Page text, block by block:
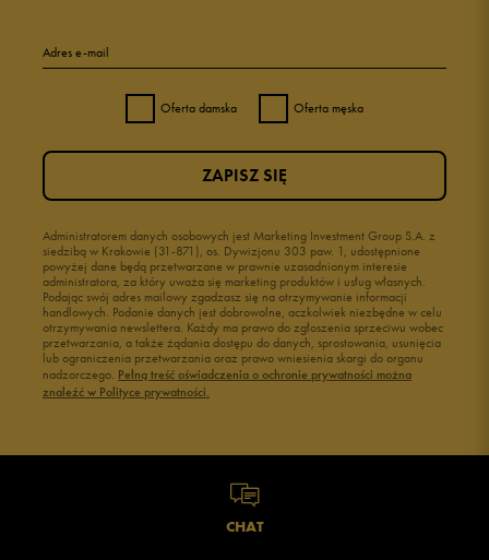
Adres e-mail
Oferta damska Oferta męska
Administratorem danych osobowych jest Marketing Investment Group S.A. z
siedzibą w Krakowie (31-871), os. Dywizjonu 303 paw. 1, udostępnione
powyżej dane będą przetwarzane w prawnie uzasadnionym interesie
administratora, za który uważa się marketing produktów i usług własnych.
Podając swój adres mailowy zgadzasz się na otrzymywanie informacji
handlowych. Podanie danych jest dobrowolne, aczkolwiek niezbędne w celu
otrzymywania newslettera. Każdy ma prawo do zgłoszenia sprzeciwu wobec
przetwarzania, a także żądania dostępu do danych, sprostowania, usunięcia
lub ograniczenia przetwarzania oraz prawo wniesienia skargi do organu
nadzorczego. Pełną treść oświadczenia o ochronie prywatności można
znaleźć w Polityce prywatności.
ZAPISZ SIĘ
CHAT